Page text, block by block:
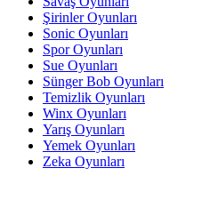
Şirinler Oyunları
Sonic Oyunları
Spor Oyunları
Sue Oyunları
Sünger Bob Oyunları
Temizlik Oyunları
Winx Oyunları
Yarış Oyunları
Yemek Oyunları
Zeka Oyunları